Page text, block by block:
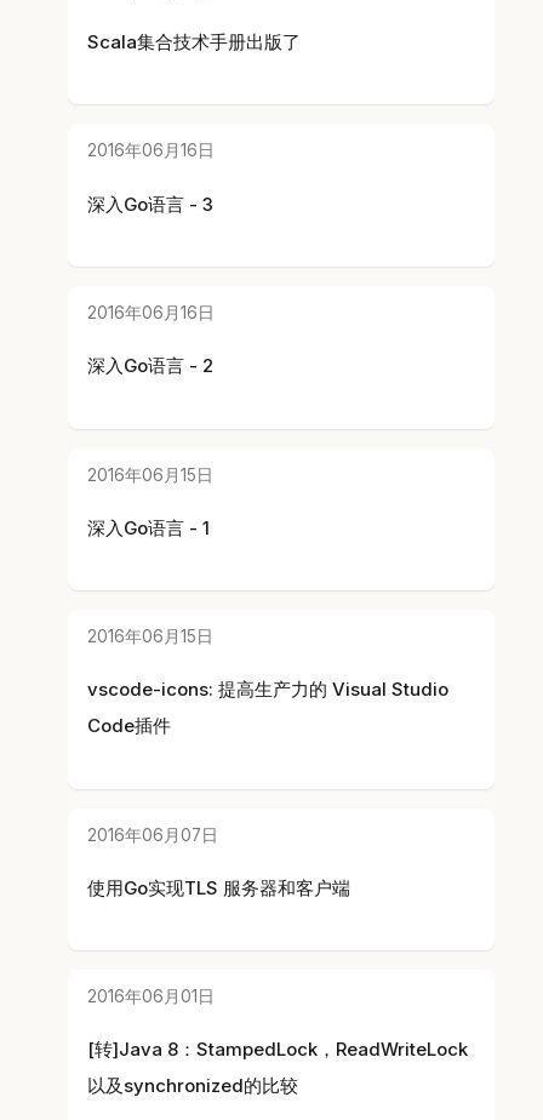
Scala集合技术手册出版了
2016年06月16日
深入Go语言 - 3
2016年06月16日
深入Go语言 - 2
2016年06月15日
深入Go语言 - 1
2016年06月15日
vscode-icons: 提高生产力的 Visual Studio
Code插件
2016年06月07日
使用Go实现TLS 服务器和客户端
2016年06月01日
[转]Java 8：StampedLock，ReadWriteLock
以及synchronized的比较